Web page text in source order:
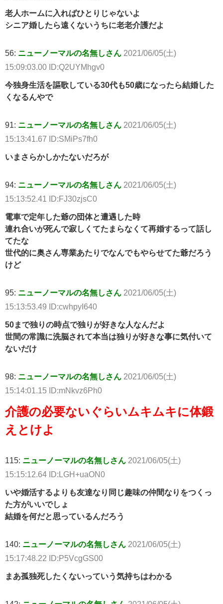
老人ホームに入ればひとりじゃないよ
シニア婚したら遠くないうちに老老介護だよ
56: ニューノーマルの名無しさん 2021/06/05(土)
15:09:03.00 ID:Q2UYMhgv0
今独身生活を謳歌している30代も50歳になったら結婚した
くなるんやで
91: ニューノーマルの名無しさん 2021/06/05(土)
15:13:41.67 ID:SMiPs7fh0
いまさらかしかたないだろが
94: ニューノーマルの名無しさん 2021/06/05(土)
15:13:52.41 ID:FJ30zjsC0
電車で定年した爺の団体と遭遇した時
連れ合いが死んで寂しくてたまらなくて再婚するって話し
てたな
世代的に奥さん専業あたりでなんでもやらせてた爺だろう
けど
95: ニューノーマルの名無しさん 2021/06/05(土)
15:13:53.49 ID:cwhpyI640
50まで独りの時点で独りが好きな人なんだよ
世間の常識に洗脳されて本当は独りが好きな事に気付いて
ないだけ
98: ニューノーマルの名無しさん 2021/06/05(土)
15:14:01.15 ID:mNkvz6Ph0
介護の必要ないぐらいムキムキに体鍛
えとけよ
115: ニューノーマルの名無しさん 2021/06/05(土)
15:15:12.64 ID:LGH+uaON0
いや婚活するよりも友達なり同じ趣味の仲間なりをつくっ
た方がいいでしょ
結婚を何だと思っているんだろう
140: ニューノーマルの名無しさん 2021/06/05(土)
15:17:48.22 ID:P5VcgGS00
まあ孤独死したくないっていう気持ちはわかる